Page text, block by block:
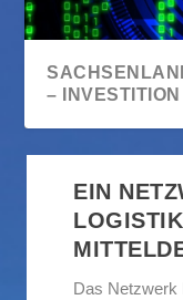
TEMPO,
DAS
2026 –
–
EIN
Das Netzwerk